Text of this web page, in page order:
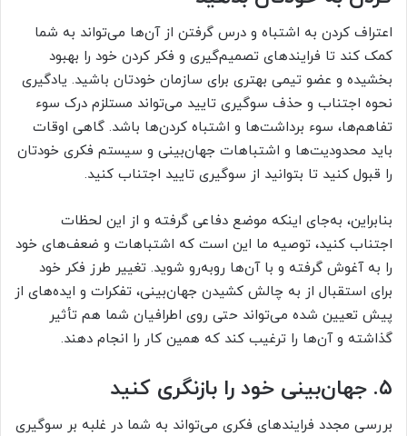
اعتراف کردن به اشتباه و درس گرفتن از آن‌ها می‌تواند به شما
کمک کند تا فرایندهای تصمیم‌گیری و فکر کردن خود را بهبود
بخشیده و عضو تیمی بهتری برای سازمان خودتان باشید. یادگیری
نحوه اجتناب و حذف سوگیری تایید می‌تواند مستلزم درک سوء
تفاهم‌ها، سوء برداشت‌ها و اشتباه کردن‌ها باشد. گاهی اوقات
باید محدودیت‌ها و اشتباهات جهان‌بینی و سیستم فکری خودتان
را قبول کنید تا بتوانید از سوگیری تایید اجتناب کنید.
بنابراین، به‌جای اینکه موضع دفاعی گرفته و از این لحظات
اجتناب کنید، توصیه ما این است که اشتباهات و ضعف‌های خود
را به آغوش گرفته و با آن‌ها روبه‌رو شوید. تغییر طرز فکر خود
برای استقبال از به چالش کشیدن جهان‌بینی، تفکرات و ایده‌های از
پیش تعیین شده می‌تواند حتی روی اطرافیان شما هم تأثیر
گذاشته و آن‌ها را ترغیب کند که همین کار را انجام دهند.
۵. جهان‌بینی خود را بازنگری کنید
بررسی مجدد فرایندهای فکری می‌تواند به شما در غلبه بر سوگیری